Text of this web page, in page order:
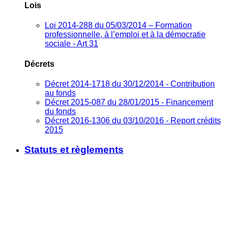
Lois
Loi 2014-288 du 05/03/2014 – Formation
professionnelle, à l’emploi et à la démocratie
sociale - Art 31
Décrets
Décret 2014-1718 du 30/12/2014 - Contribution
au fonds
Décret 2015-087 du 28/01/2015 - Financement
du fonds
Décret 2016-1306 du 03/10/2016 - Report crédits
2015
Statuts et règlements